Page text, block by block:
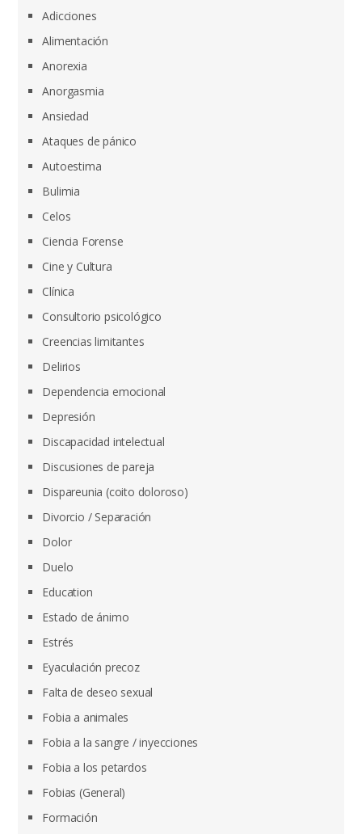
Adicciones
Alimentación
Anorexia
Anorgasmia
Ansiedad
Ataques de pánico
Autoestima
Bulimia
Celos
Ciencia Forense
Cine y Cultura
Clínica
Consultorio psicológico
Creencias limitantes
Delirios
Dependencia emocional
Depresión
Discapacidad intelectual
Discusiones de pareja
Dispareunia (coito doloroso)
Divorcio / Separación
Dolor
Duelo
Education
Estado de ánimo
Estrés
Eyaculación precoz
Falta de deseo sexual
Fobia a animales
Fobia a la sangre / inyecciones
Fobia a los petardos
Fobias (General)
Formación